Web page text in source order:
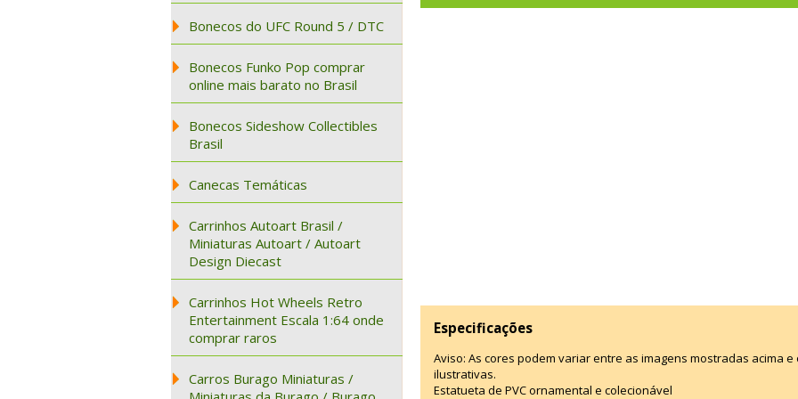
Bonecos do UFC Round 5 / DTC
Bonecos Funko Pop comprar
online mais barato no Brasil
Bonecos Sideshow Collectibles
Brasil
Canecas Temáticas
Carrinhos Autoart Brasil /
Miniaturas Autoart / Autoart
Design Diecast
Carrinhos Hot Wheels Retro
Entertainment Escala 1:64 onde
comprar raros
Carros Burago Miniaturas /
Especificações
Aviso: As cores podem variar entre as imagens mostradas acima
ilustrativas.
Estatueta de PVC ornamental e colecionável